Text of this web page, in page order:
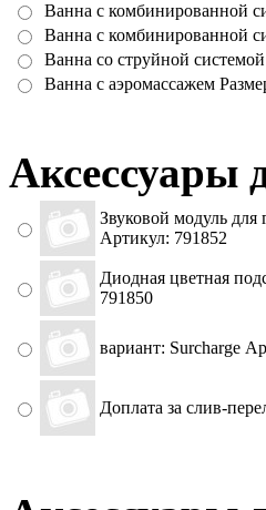
Ванна с комбинированной
Ванна с комбинированной
Ванна со струйной
Ванна с аэромассажем
Аксессуары
Звуковой модуль
Артикул: 791852
Диодная цветная
791850
вариант: Surcharge
Доплата за слив-